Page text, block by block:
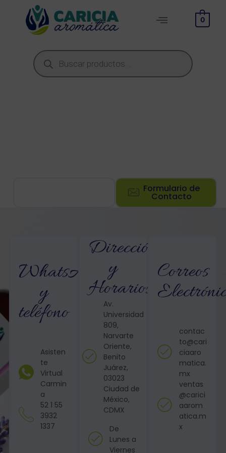
0
Formulario de
Contacto
WhatsApp
y
teléfono
Asisten
te
Virtual
Carmin
a
52 1 55
3932
1337
Dirección
y
Horarios
Av.
Universidad
809,
Narvarte
Oriente,
Benito
Juárez,
03023
Ciudad de
México,
CDMX
De
Lunes a
Viernes
Correos
contac
to@cari
ciaaro
matica.
mx
ventas
@carici
aarom
atica.m
x